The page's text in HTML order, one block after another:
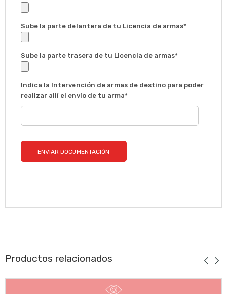
Sube la parte delantera de tu Licencia de armas*
Sube la parte trasera de tu Licencia de armas*
Indica la Intervención de armas de destino para poder
realizar allí el envío de tu arma*
Productos relacionados